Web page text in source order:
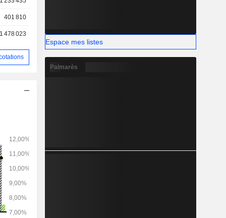
401 810
1 478 023
Espace mes listes
Palmarès